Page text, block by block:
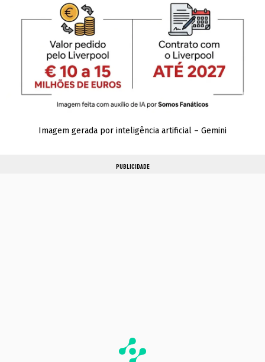
Imagem gerada por inteligência artificial – Gemini
PUBLICIDADE